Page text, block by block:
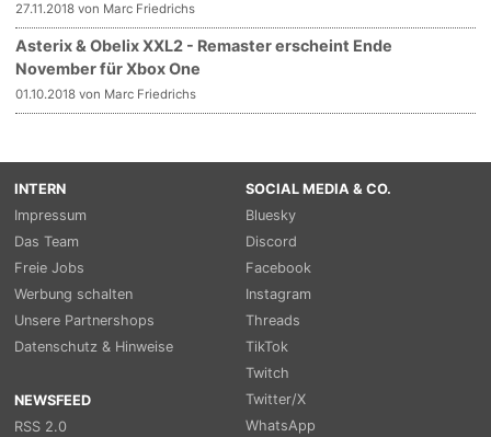
27.11.2018 von Marc Friedrichs
Asterix & Obelix XXL2 - Remaster erscheint Ende
November für Xbox One
01.10.2018 von Marc Friedrichs
INTERN
Impressum
Das Team
Freie Jobs
Werbung schalten
Unsere Partnershops
Datenschutz & Hinweise
NEWSFEED
RSS 2.0
SOCIAL MEDIA & CO.
Bluesky
Discord
Facebook
Instagram
Threads
TikTok
Twitch
Twitter/X
WhatsApp